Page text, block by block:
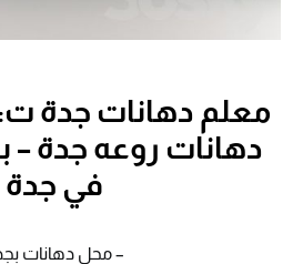
دهانات روعه جدة –
في جدة
– محل دهانات